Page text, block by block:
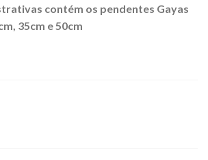
contém os pendentes Gayas
35cm e 50cm